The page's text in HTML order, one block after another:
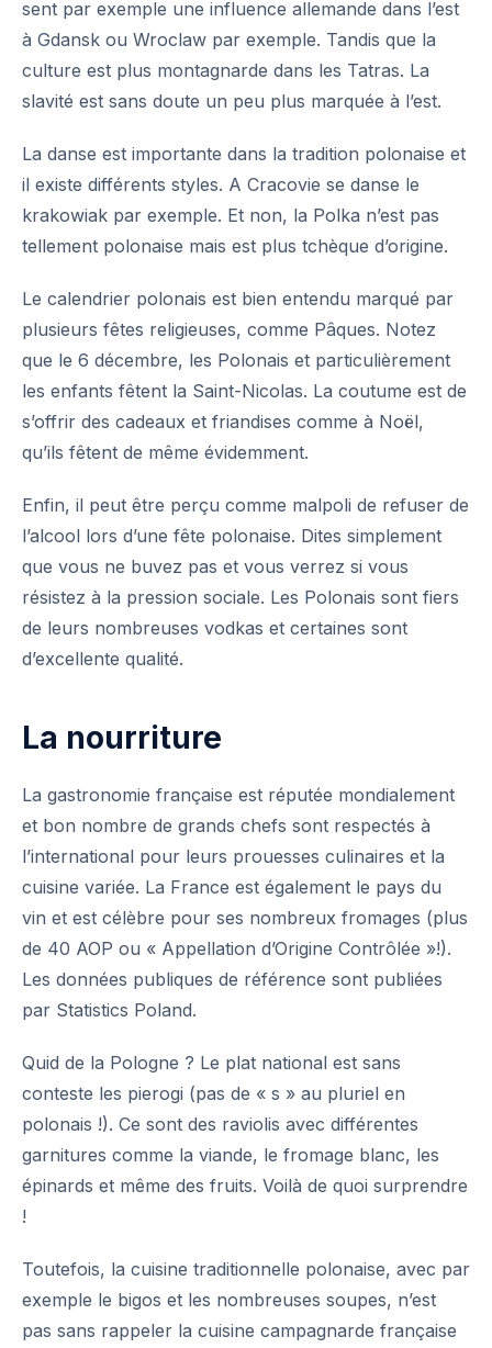
sent par exemple une influence allemande dans l’est
à Gdansk ou Wroclaw par exemple. Tandis que la
culture est plus montagnarde dans les Tatras. La
slavité est sans doute un peu plus marquée à l’est.
La danse est importante dans la tradition polonaise et
il existe différents styles. A Cracovie se danse le
krakowiak par exemple. Et non, la Polka n’est pas
tellement polonaise mais est plus tchèque d’origine.
Le calendrier polonais est bien entendu marqué par
plusieurs fêtes religieuses, comme Pâques. Notez
que le 6 décembre, les Polonais et particulièrement
les enfants fêtent la Saint-Nicolas. La coutume est de
s’offrir des cadeaux et friandises comme à Noël,
qu’ils fêtent de même évidemment.
Enfin, il peut être perçu comme malpoli de refuser de
l’alcool lors d’une fête polonaise. Dites simplement
que vous ne buvez pas et vous verrez si vous
résistez à la pression sociale. Les Polonais sont fiers
de leurs nombreuses vodkas et certaines sont
d’excellente qualité.
La nourriture
La gastronomie française est réputée mondialement
et bon nombre de grands chefs sont respectés à
l’international pour leurs prouesses culinaires et la
cuisine variée. La France est également le pays du
vin et est célèbre pour ses nombreux fromages (plus
de 40 AOP ou « Appellation d’Origine Contrôlée »!).
Les données publiques de référence sont publiées
par Statistics Poland.
Quid de la Pologne ? Le plat national est sans
conteste les pierogi (pas de « s » au pluriel en
polonais !). Ce sont des raviolis avec différentes
garnitures comme la viande, le fromage blanc, les
épinards et même des fruits. Voilà de quoi surprendre
!
Toutefois, la cuisine traditionnelle polonaise, avec par
exemple le bigos et les nombreuses soupes, n’est
pas sans rappeler la cuisine campagnarde française